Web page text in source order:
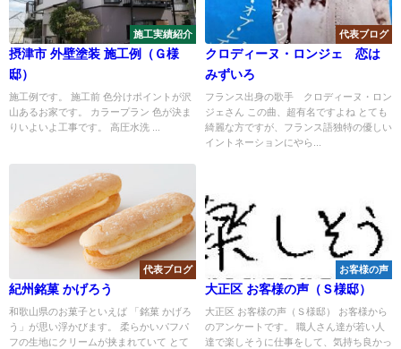
施工実績紹介
摂津市 外壁塗装 施工例（Ｇ様
邸）
施工例です。 施工前 色分けポイントが沢
山あるお家です。 カラープラン 色が決ま
りいよいよ工事です。 高圧水洗 ...
代表ブログ
クロディーヌ・ロンジェ 恋は
みずいろ
フランス出身の歌手 クロディーヌ・ロン
ジェさん この曲、超有名ですよね とても
綺麗な方ですが、フランス語独特の優しい
イントネーションにやら...
代表ブログ
紀州銘菓 かげろう
和歌山県のお菓子といえば 「銘菓 かげろ
う」が思い浮かびます。 柔らかいパフパ
フの生地にクリームが挟まれていて とて
お客様の声
大正区 お客様の声（Ｓ様邸）
大正区 お客様の声（Ｓ様邸） お客様から
のアンケートです。 職人さん達が若い人
達で楽しそうに仕事をして、気持ち良かっ